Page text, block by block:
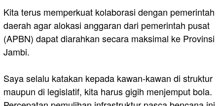
Kita terus memperkuat kolaborasi dengan pemerintah
daerah agar alokasi anggaran dari pemerintah pusat
(APBN) dapat diarahkan secara maksimal ke Provinsi
Jambi.
Saya selalu katakan kepada kawan-kawan di struktur
maupun di legislatif, kita harus gigih menjemput bola.